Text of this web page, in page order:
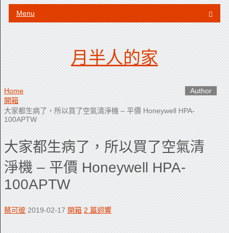
Menu
月半人的家
Home
開箱
大家都生病了，所以買了空氣清淨機 – 平價 Honeywell HPA-
100APTW
大家都生病了，所以買了空氣清
淨機 – 平價 Honeywell HPA-
100APTW
蔡可彼 2019-02-17 開箱 2 篇迴響